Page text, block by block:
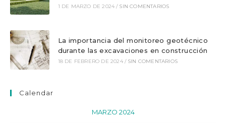
1 DE MARZO DE 2024 / SIN COMENTARIOS
La importancia del monitoreo geotécnico
durante las excavaciones en construcción
18 DE FEBRERO DE 2024 / SIN COMENTARIOS
Calendar
MARZO 2024